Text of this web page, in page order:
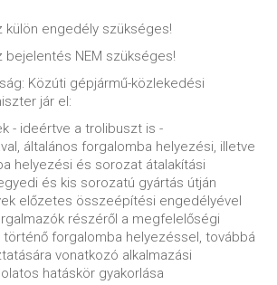
külön engedély szükséges!
bejelentés NEM szükséges!
Közúti gépjármű-közlekedési
jár el:
- ideértve a trolibuszt is -
általános forgalomba helyezési, illetve
helyezési és sorozat átalakítási
és kis sorozatú gyártás útján
előzetes összeépítési engedélyével
részéről a megfelelőségi
történő forgalomba helyezéssel, továbbá
vonatkozó alkalmazási
hatáskör gyakorlása